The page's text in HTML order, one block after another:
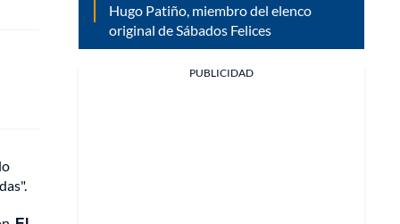
Hugo Patiño, miembro del elenco
original de Sábados Felices
PUBLICIDAD